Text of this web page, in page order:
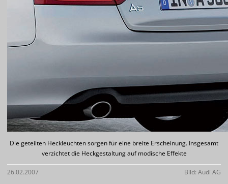
Die geteilten Heckleuchten sorgen für eine breite Erscheinung. Insgesamt
verzichtet die Heckgestaltung auf modische Effekte
26.02.2007 Bild: Audi AG